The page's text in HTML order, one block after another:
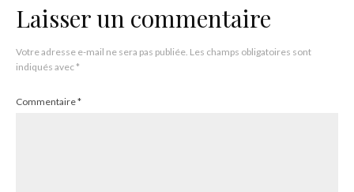
Laisser un commentaire
Votre adresse e-mail ne sera pas publiée. Les champs obligatoires sont
indiqués avec*
Commentaire*